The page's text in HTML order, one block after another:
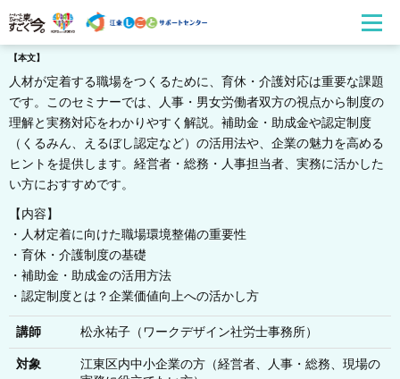
【本文】
人材が定着する職場をつくるために、育休・介護対応は重要な課題
です。このセミナーでは、人事・男女労働者双方の視点から制度の
理解と実務対応をわかりやすく解説。補助金・助成金や認定制度
（くるみん、えるぼし認定など）の活用法や、企業の魅力を高める
ヒントを提供します。経営者・総務・人事担当者、実務に活かした
い方におすすめです。
【内容】
・人材定着に向けた職場環境整備の重要性
・育休・介護制度の基礎
・補助金・助成金の活用方法
・認定制度とは？企業価値向上への活かし方
講師 松永祐子（ワークデザイン社労士事務所）
対象
江東区内中小企業の方（経営者、人事・総務、現場の